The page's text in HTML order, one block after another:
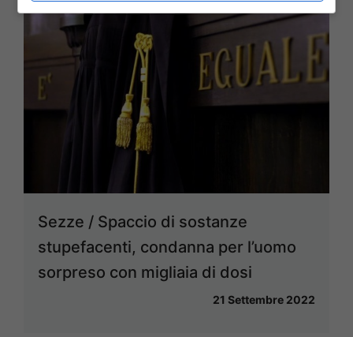
Sezze / Spaccio di sostanze
stupefacenti, condanna per l’uomo
sorpreso con migliaia di dosi
21 Settembre 2022